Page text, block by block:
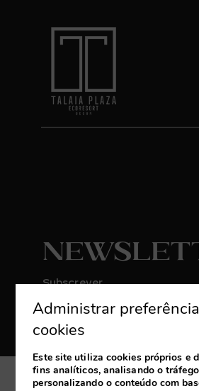
Subscrever
Receba as últimas novidades
exclusivas
Administrar
cookies
Este site utiliza cookies próprios e
fins analíticos, analisando o
personalizando o conteúdo com